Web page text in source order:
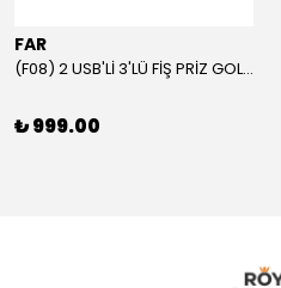
FAR
(F08) 2 USB'Lİ 3'LÜ FİŞ PRİZ GOLYAT
₺ 999.00